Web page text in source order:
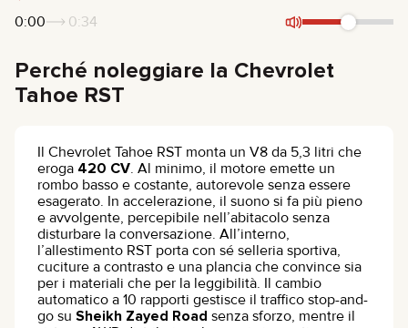
0:00 0:34
Perché noleggiare la Chevrolet
Tahoe RST
Il Chevrolet Tahoe RST monta un V8 da 5,3 litri che
eroga 420 CV. Al minimo, il motore emette un
rombo basso e costante, autorevole senza essere
esagerato. In accelerazione, il suono si fa più pieno
e avvolgente, percepibile nell’abitacolo senza
disturbare la conversazione. All’interno,
l’allestimento RST porta con sé selleria sportiva,
cuciture a contrasto e una plancia che convince sia
per i materiali che per la leggibilità. Il cambio
automatico a 10 rapporti gestisce il traffico stop-and-
go su Sheikh Zayed Road senza sforzo, mentre il